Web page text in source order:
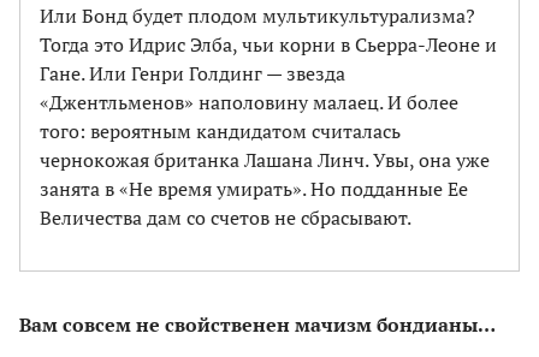
Или Бонд будет плодом мультикультурализма?
Тогда это Идрис Элба, чьи корни в Сьерра-Леоне и
Гане. Или Генри Голдинг — звезда
«Джентльменов» наполовину малаец. И более
того: вероятным кандидатом считалась
чернокожая британка Лашана Линч. Увы, она уже
занята в «Не время умирать». Но подданные Ее
Величества дам со счетов не сбрасывают.
Вам совсем не свойственен мачизм бондианы…